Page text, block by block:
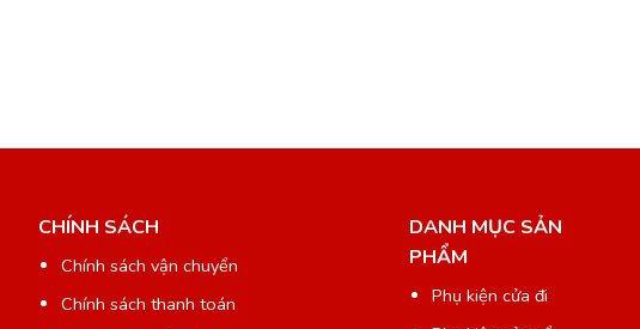
CHÍNH SÁCH
Chính sách vận chuyển
Chính sách thanh toán
DANH MỤC SẢN
PHẨM
Phụ kiện cửa đi